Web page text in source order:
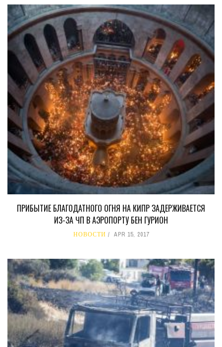
ПРИБЫТИЕ БЛАГОДАТНОГО ОГНЯ НА КИПР ЗАДЕРЖИВАЕТСЯ
ИЗ-ЗА ЧП В АЭРОПОРТУ БЕН ГУРИОН
НОВОСТИ APR 15, 2017